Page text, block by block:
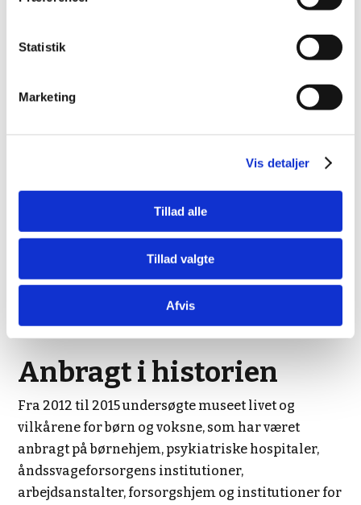
Statistik
Marketing
Vis detaljer
Tillad alle
Tillad valgte
Afvis
Anbragt i historien
Fra 2012 til 2015 undersøgte museet livet og
vilkårene for børn og voksne, som har været
anbragt på børnehjem, psykiatriske hospitaler,
åndssvageforsorgens institutioner,
arbejdsanstalter, forsorgshjem og institutioner for